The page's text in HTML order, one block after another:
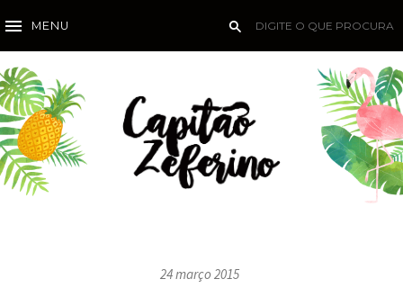
MENU
24 março 2015